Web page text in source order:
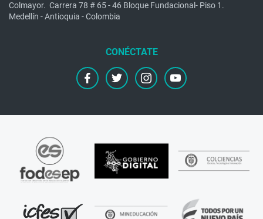
Colmayor. Carrera 78 # 65 - 46 Bloque Fundacional- Piso 1.
Medellín - Antioquia - Colombia